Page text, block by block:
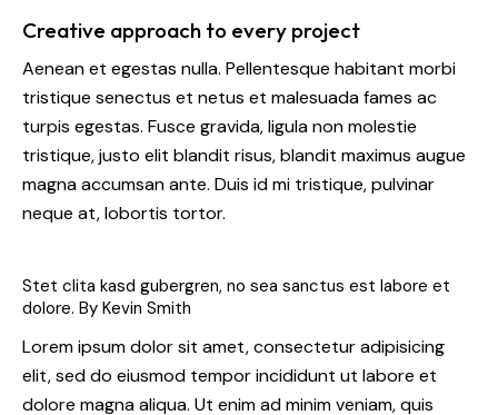
Creative approach to every project
Aenean et egestas nulla. Pellentesque habitant morbi
tristique senectus et netus et malesuada fames ac
turpis egestas. Fusce gravida, ligula non molestie
tristique, justo elit blandit risus, blandit maximus augue
magna accumsan ante. Duis id mi tristique, pulvinar
neque at, lobortis tortor.
Stet clita kasd gubergren, no sea sanctus est labore et
dolore. By Kevin Smith
Lorem ipsum dolor sit amet, consectetur adipisicing
elit, sed do eiusmod tempor incididunt ut labore et
dolore magna aliqua. Ut enim ad minim veniam, quis